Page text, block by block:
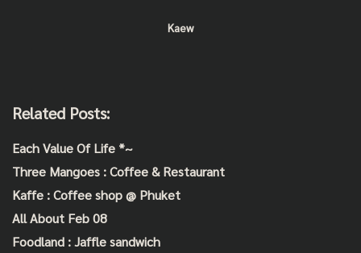
Kaew
Related Posts:
Each Value Of Life *~
Three Mangoes : Coffee & Restaurant
Kaffe : Coffee shop @ Phuket
All About Feb 08
Foodland : Jaffle sandwich